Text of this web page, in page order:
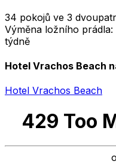
34 pokojů ve 3
Výměna ložního
týdně
Hotel Vrachos Beach
Hotel Vrachos Beach
429 Too